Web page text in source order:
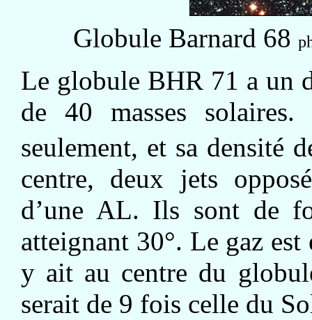
Globule Barnard 68
Le globule BHR 71 a un
de 40 masses
seulement, et sa densité
centre, deux jets
d’une AL. Ils sont de
atteignant 30°. Le gaz
y ait au centre du
serait de 9 fois celle du